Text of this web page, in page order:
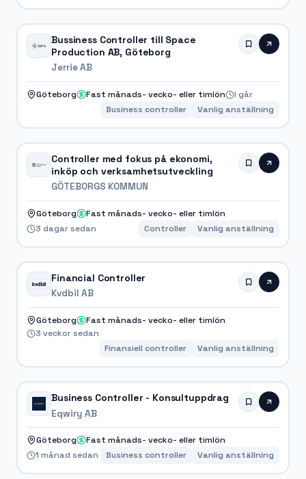
Bussiness Controller till Space
Production AB, Göteborg
Jerrie AB
Göteborg Fast månads- vecko- eller timlön
I går
Business controller
Vanlig anställning
Controller med fokus på ekonomi,
inköp och verksamhetsutveckling
GÖTEBORGS KOMMUN
Göteborg
Fast månads- vecko- eller timlön
3 dagar sedan
Controller Vanlig anställning
Financial Controller
Kvdbil AB
Göteborg
Fast månads- vecko- eller timlön
3 veckor sedan
Finansiell controller
Vanlig anställning
Business Controller - Konsultuppdrag
Eqwiry AB
Göteborg
Fast månads- vecko- eller timlön
1 månad sedan
Business controller Vanlig anställning